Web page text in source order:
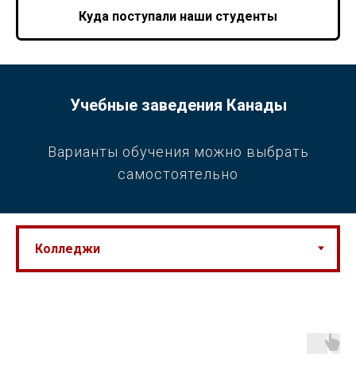
Куда поступали наши студенты
Учебные заведения Канады
Варианты обучения можно выбрать
самостоятельно